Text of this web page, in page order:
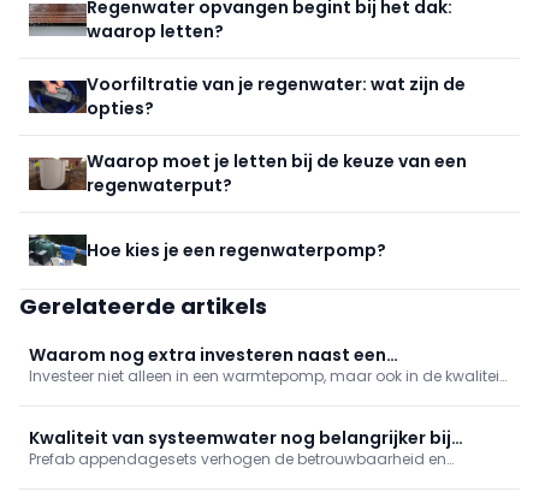
Regenwater opvangen begint bij het dak:
waarop letten?
Voorfiltratie van je regenwater: wat zijn de
opties?
Waarop moet je letten bij de keuze van een
regenwaterput?
Hoe kies je een regenwaterpomp?
Gerelateerde artikels
Waarom nog extra investeren naast een
warmtepomp?
Investeer niet alleen in een warmtepomp, maar ook in de kwaliteit
en verlengen de levensduur van de installatie.
Kwaliteit van systeemwater nog belangrijker bij
warmtepomp
Prefab appendagesets verhogen de betrouwbaarheid en